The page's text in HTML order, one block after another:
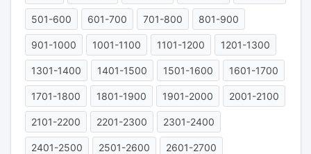
501-600 601-700 701-800 801-900
901-1000 1001-1100 1101-1200 1201-1300
1301-1400 1401-1500 1501-1600 1601-1700
1701-1800 1801-1900 1901-2000 2001-2100
2101-2200 2201-2300 2301-2400
2401-2500 2501-2600 2601-2700